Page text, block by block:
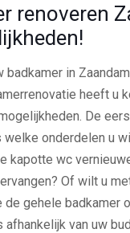
renoveren
badkamer in
heeft u
De
onderdelen u
kapotte wc
Of wilt u
de gehele badkamer
van uw